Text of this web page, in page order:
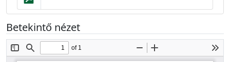
Betekintő nézet